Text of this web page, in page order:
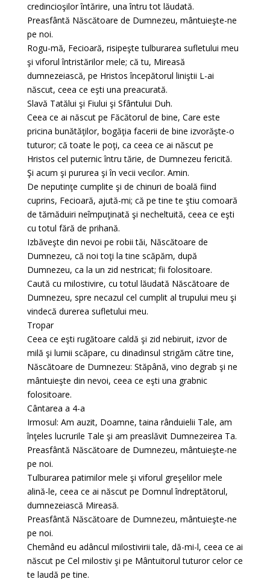
credincioşilor întărire, una întru tot lăudată.
Preasfântă Născătoare de Dumnezeu, mântuieşte-ne
pe noi.
Rogu-mă, Fecioară, risipeşte tulburarea sufletului meu
şi viforul întristărilor mele; că tu, Mireasă
dumnezeiască, pe Hristos începătorul liniştii L-ai
născut, ceea ce eşti una preacurată.
Slavă Tatălui şi Fiului şi Sfântului Duh.
Ceea ce ai născut pe Făcătorul de bine, Care este
pricina bunătăţilor, bogăţia facerii de bine izvorăşte-o
tuturor; că toate le poţi, ca ceea ce ai născut pe
Hristos cel puternic întru tărie, de Dumnezeu fericită.
Şi acum şi pururea şi în vecii vecilor. Amin.
De neputinţe cumplite şi de chinuri de boală fiind
cuprins, Fecioară, ajută-mi; că pe tine te ştiu comoară
de tămăduiri neîmpuţinată şi necheltuită, ceea ce eşti
cu totul fără de prihană.
Izbăveşte din nevoi pe robii tăi, Născătoare de
Dumnezeu, că noi toţi la tine scăpăm, după
Dumnezeu, ca la un zid nestricat; fii folositoare.
Caută cu milostivire, cu totul lăudată Născătoare de
Dumnezeu, spre necazul cel cumplit al trupului meu şi
vindecă durerea sufletului meu.
Tropar
Ceea ce eşti rugătoare caldă şi zid nebiruit, izvor de
milă şi lumii scăpare, cu dinadinsul strigăm către tine,
Născătoare de Dumnezeu: Stăpână, vino degrab şi ne
mântuieşte din nevoi, ceea ce eşti una grabnic
folositoare.
Cântarea a 4-a
Irmosul: Am auzit, Doamne, taina rânduielii Tale, am
înţeles lucrurile Tale şi am preaslăvit Dumnezeirea Ta.
Preasfântă Născătoare de Dumnezeu, mântuieşte-ne
pe noi.
Tulburarea patimilor mele şi viforul greşelilor mele
alină-le, ceea ce ai născut pe Domnul îndreptătorul,
dumnezeiască Mireasă.
Preasfântă Născătoare de Dumnezeu, mântuieşte-ne
pe noi.
Chemând eu adâncul milostivirii tale, dă-mi-l, ceea ce ai
născut pe Cel milostiv şi pe Mântuitorul tuturor celor ce
te laudă pe tine.